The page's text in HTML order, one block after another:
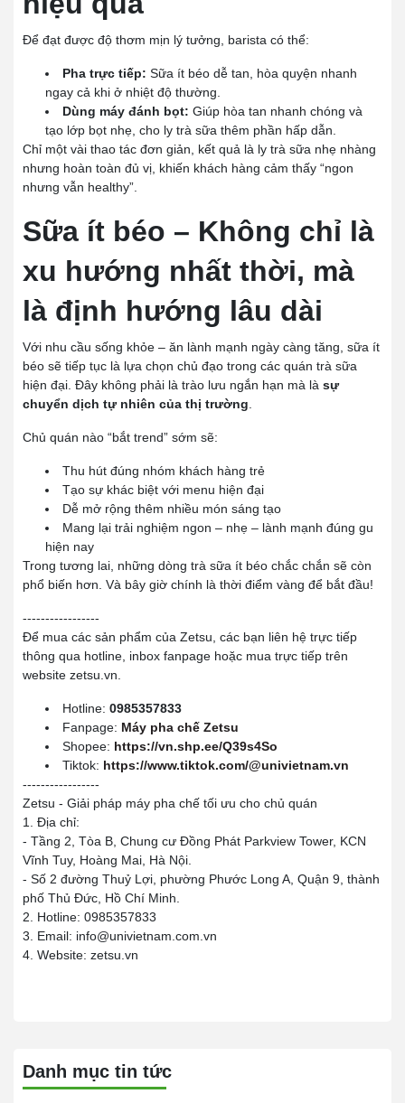
Để đạt được độ thơm mịn lý tưởng, barista có thể:
Pha trực tiếp: Sữa ít béo dễ tan, hòa quyện nhanh
ngay cả khi ở nhiệt độ thường.
Dùng máy đánh bọt: Giúp hòa tan nhanh chóng và
tạo lớp bọt nhẹ, cho ly trà sữa thêm phần hấp dẫn.
Chỉ một vài thao tác đơn giản, kết quả là ly trà sữa nhẹ nhàng
nhưng hoàn toàn đủ vị, khiến khách hàng cảm thấy “ngon
nhưng vẫn healthy”.
Sữa ít béo – Không chỉ là
xu hướng nhất thời, mà
là định hướng lâu dài
Với nhu cầu sống khỏe – ăn lành mạnh ngày càng tăng, sữa ít
béo sẽ tiếp tục là lựa chọn chủ đạo trong các quán trà sữa
hiện đại. Đây không phải là trào lưu ngắn hạn mà là sự
chuyển dịch tự nhiên của thị trường.
Chủ quán nào “bắt trend” sớm sẽ:
Thu hút đúng nhóm khách hàng trẻ
Tạo sự khác biệt với menu hiện đại
Dễ mở rộng thêm nhiều món sáng tạo
Mang lại trải nghiệm ngon – nhẹ – lành mạnh đúng gu
hiện nay
Trong tương lai, những dòng trà sữa ít béo chắc chắn sẽ còn
phổ biến hơn. Và bây giờ chính là thời điểm vàng để bắt đầu!
-----------------
Để mua các sản phẩm của Zetsu, các bạn liên hệ trực tiếp
thông qua hotline, inbox fanpage hoặc mua trực tiếp trên
website zetsu.vn.
Hotline: 0985357833
Fanpage: Máy pha chế Zetsu
Shopee: https://vn.shp.ee/Q39s4So
Tiktok: https://www.tiktok.com/@univietnam.vn
-----------------
Zetsu - Giải pháp máy pha chế tối ưu cho chủ quán
1. Địa chỉ:
- Tầng 2, Tòa B, Chung cư Đồng Phát Parkview Tower, KCN
Vĩnh Tuy, Hoàng Mai, Hà Nội.
- Số 2 đường Thuỷ Lợi, phường Phước Long A, Quận 9, thành
phố Thủ Đức, Hồ Chí Minh.
2. Hotline: 0985357833
3. Email: info@univietnam.com.vn
4. Website: zetsu.vn
Danh mục tin tức